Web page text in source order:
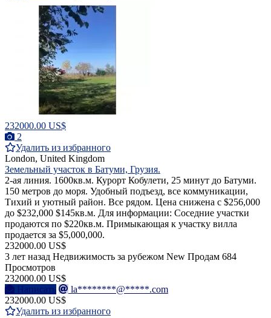
232000.00 US$
2
Удалить из избранного
London, United Kingdom
Земельный участок в Батуми, Грузия.
2-ая линия. 1600кв.м. Курорт Кобулети, 25 минут до Батуми.
150 метров до моря. Удобный подъезд, все коммуникации,
Тихий и уютный район. Все рядом. Цена снижена с $256,000
до $232,000 $145кв.м. Для информации: Соседние участки
продаются по $220кв.м. Примыкающая к участку вилла
продается за $5,000,000.
232000.00 US$
3 лет назад Недвижимость за рубежом New Продам 684
Просмотров
232000.00 US$
Написать
la********@*****.com
232000.00 US$
Удалить из избранного